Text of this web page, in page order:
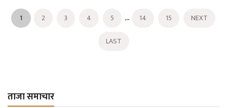
1 2 3 4 5 ... 14 15
NEXT
LAST
ताजा समाचार